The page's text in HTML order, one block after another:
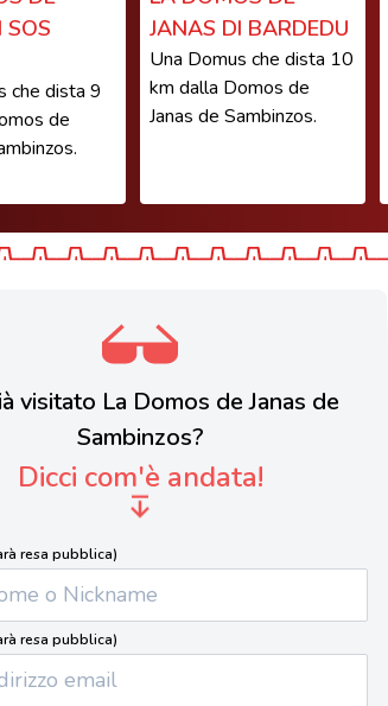
SOS
che dista 9
de
JANAS DI BARDEDU
Una Domus che dista 10
km dalla Domos de
Janas de Sambinzos.
visitato La Domos de Janas de
Sambinzos?
Dicci com'è andata!
resa pubblica)
resa pubblica)